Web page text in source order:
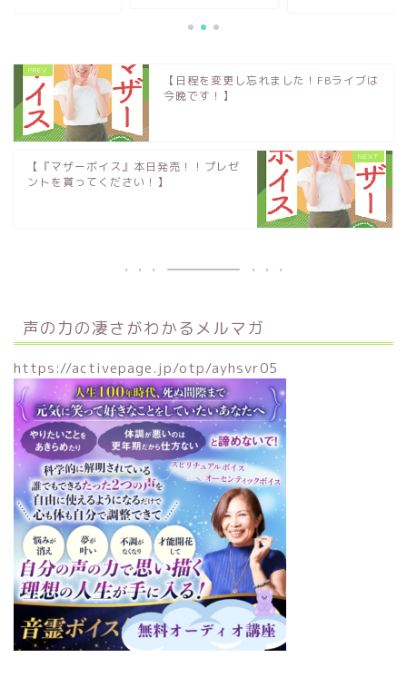
【日程を変更し忘れました！FBライブは
今晩です！】
【『マザーボイス』本日発売！！プレゼ
ントを貰ってください！】
声の力の凄さがわかるメルマガ
https://activepage.jp/otp/ayhsvr05